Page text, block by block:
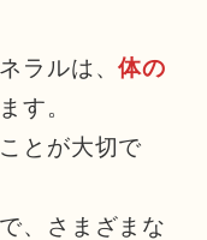
ラルは、体の
す。
とが大切で
、さまざまな